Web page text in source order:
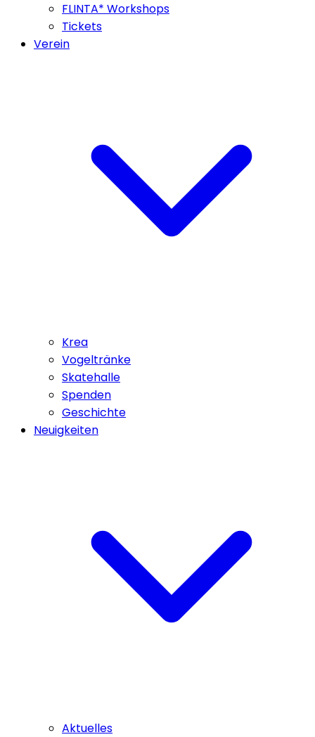
FLINTA* Workshops
Tickets
Verein
Krea
Vogeltränke
Skatehalle
Spenden
Geschichte
Neuigkeiten
Aktuelles